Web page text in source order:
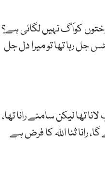
کوآگ نہیں لگائی ہے؟
جل رہا تھا تو میرا دل جل
تھا لیکن سامنے رانا تھا،
گا، رانا ثنا اللہ کا فرض ہے